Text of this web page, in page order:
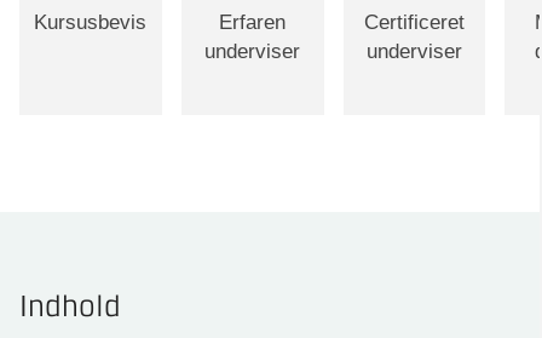
Kursusbevis
Erfaren
underviser
Certificeret
underviser
Indhold